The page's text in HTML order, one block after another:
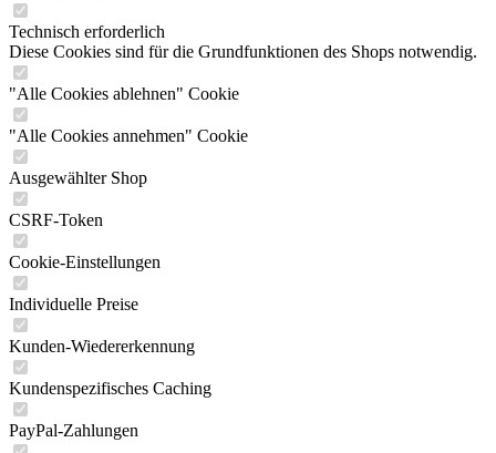
Technisch erforderlich
Diese Cookies sind für die Grundfunktionen des Shops notwendig.
"Alle Cookies ablehnen" Cookie
"Alle Cookies annehmen" Cookie
Ausgewählter Shop
CSRF-Token
Cookie-Einstellungen
Individuelle Preise
Kunden-Wiedererkennung
Kundenspezifisches Caching
PayPal-Zahlungen